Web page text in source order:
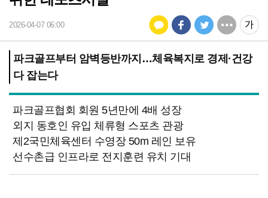
2026-04-07 06:00
파크골프부터 암벽등반까지…체육복지로 경제·건강
다 잡는다
파크골프협회 회원 5년만에 4배 성장
외지 동호인 유입 체류형 스포츠 관광
제2국민체육센터 수영장 50m 레인 보유
선수촌급 인프라로 전지훈련 유치 기대